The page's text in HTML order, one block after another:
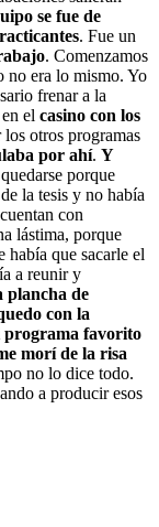
se fue de
. Fue un
. Comenzamos
no era lo mismo. Yo
frenar a la
el casino con los
otros programas
por ahí. Y
porque
la tesis y no había
con
lástima, porque
había que sacarle el
a reunir y
plancha de
con la
programa favorito
morí de la risa
no lo dice todo.
a producir esos